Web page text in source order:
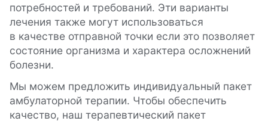
потребностей и требований. Эти варианты
лечения также могут использоваться
в качестве отправной точки если это позволяет
состояние организма и характера осложнений
болезни.
Мы можем предложить индивидуальный пакет
амбулаторной терапии. Чтобы обеспечить
качество, наш терапевтический пакет